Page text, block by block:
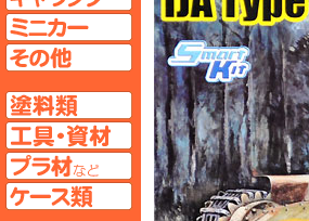
ミニカーページへ
その他ページへ
塗料ページへ
工具ページへ
プラ材ページへ
ケースページへ